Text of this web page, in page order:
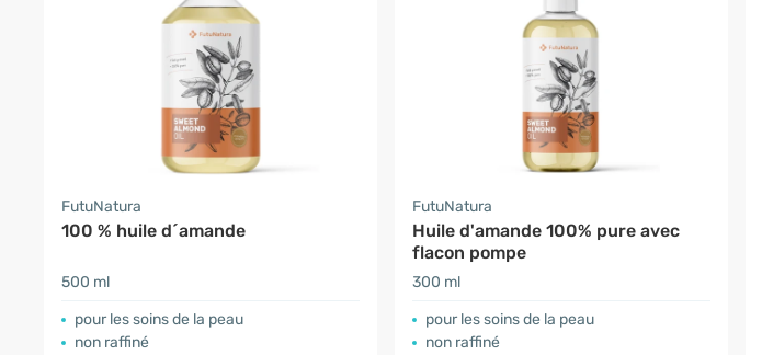
FutuNatura
100 % huile d´amande
500 ml
​pour les soins de la peau
non raffiné
FutuNatura
Huile d'amande 100% pure avec
flacon pompe
300 ml
pour les soins de la peau
non raffiné